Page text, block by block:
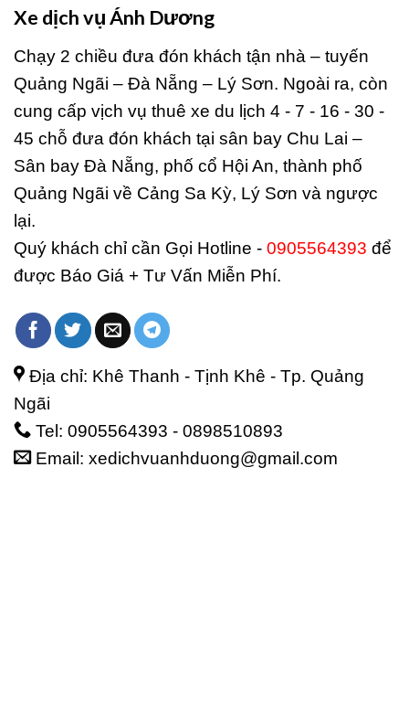
Xe dịch vụ Ánh Dương
Chạy 2 chiều đưa đón khách tận nhà – tuyến
Quảng Ngãi – Đà Nẵng – Lý Sơn. Ngoài ra, còn
cung cấp vịch vụ thuê xe du lịch 4 - 7 - 16 - 30 -
45 chỗ đưa đón khách tại sân bay Chu Lai –
Sân bay Đà Nẵng, phố cổ Hội An, thành phố
Quảng Ngãi về Cảng Sa Kỳ, Lý Sơn và ngược
lại.
Quý khách chỉ cần Gọi Hotline - 0905564393 để
được Báo Giá + Tư Vấn Miễn Phí.
Địa chỉ: Khê Thanh - Tịnh Khê - Tp. Quảng
Ngãi
Tel: 0905564393 - 0898510893
Email: xedichvuanhduong@gmail.com